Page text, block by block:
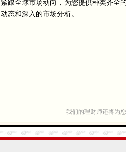
紧跟全球市场动向，为您提供种类齐全
动态和深入的市场分析。
我们的理财师还将为